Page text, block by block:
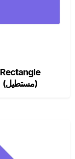
Rectangle
(مستطيل)